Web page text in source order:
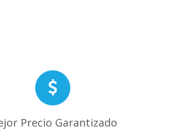
Precio Garantizado